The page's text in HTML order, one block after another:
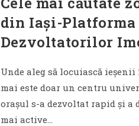
din Iași-Platforma
Dezvoltatorilor
Unde aleg să locuiască
mai este doar un centru
orașul s-a dezvoltat rapid și a
mai active…